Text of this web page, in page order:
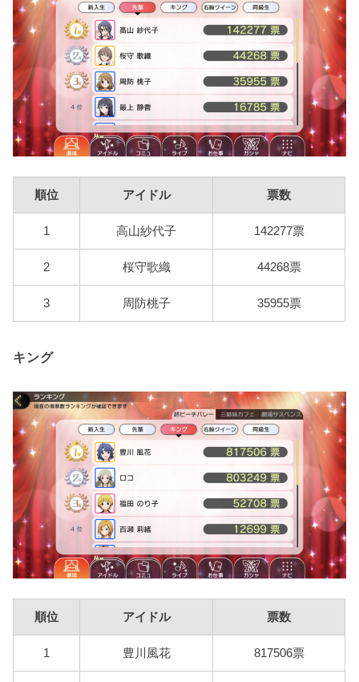
順位 アイドル 票数
1 高山紗代子 142277票
2 桜守歌織 44268票
3 周防桃子 35955票
キング
順位 アイドル 票数
1 豊川風花 817506票